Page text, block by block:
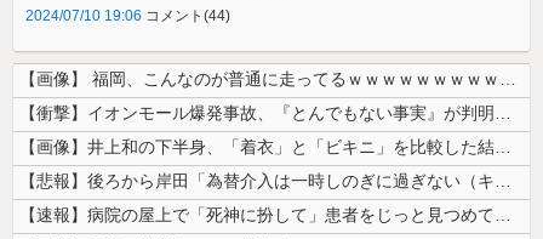
2024/07/10 19:06 コメント(44)
【画像】 福岡、こんなのが普通に走ってるｗｗｗｗｗｗｗｗｗｗｗｗｗｗｗ...
【衝撃】イオンモール爆発事故、『とんでもない事実』が判明してしまう・・...
【画像】井上和の下半身、「着衣」と「ビキニ」を比較した結果wwwwww
【悲報】後ろから岸田「為替介入は一時しのぎに過ぎない（キリッ」
【速報】病院の屋上で「死神に扮して」患者をじっと見つめていた男性を逮捕